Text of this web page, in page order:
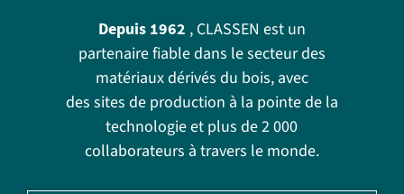
Depuis 1962 , CLASSEN est un
partenaire fiable dans le secteur des
matériaux dérivés du bois, avec
des sites de production à la pointe de la
technologie et plus de 2 000
collaborateurs à travers le monde.